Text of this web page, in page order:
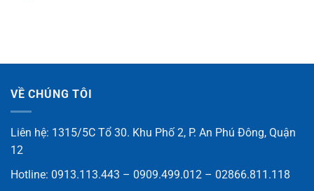
VỀ CHÚNG TÔI
Liên hệ: 1315/5C Tổ 30. Khu Phố 2, P. An Phú Đông, Quận
12
Hotline: 0913.113.443 – 0909.499.012 – 02866.811.118